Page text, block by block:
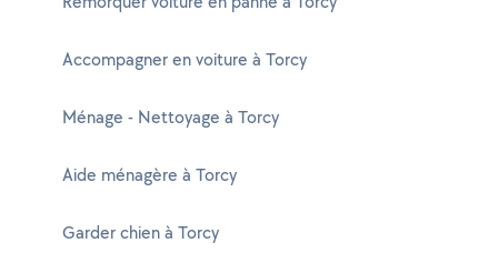
Accompagner en voiture à Torcy
Ménage - Nettoyage à Torcy
Aide ménagère à Torcy
Garder chien à Torcy